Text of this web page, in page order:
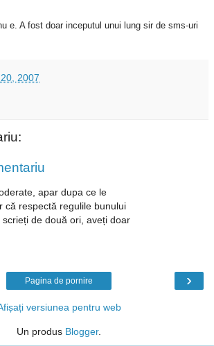
e. A fost doar inceputul unui lung sir de sms-uri
2007
apar dupa ce le
că respectă regulile bunului
de două ori, aveți doar
›
Pagina de pornire
versiunea pentru web
Un produs Blogger.